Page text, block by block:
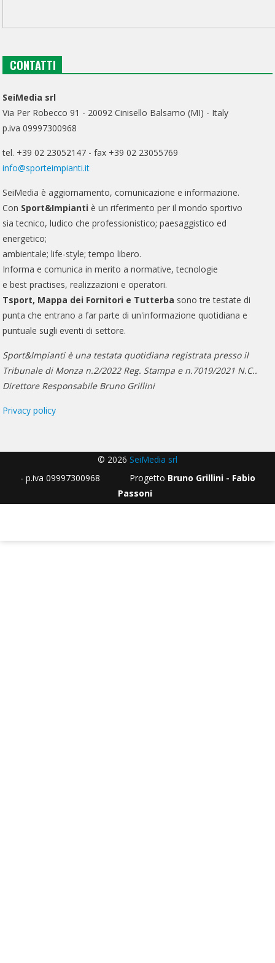
CONTATTI
SeiMedia srl
Via Per Robecco 91 - 20092 Cinisello Balsamo (MI) - Italy
p.iva 09997300968
tel. +39 02 23052147 - fax +39 02 23055769
info@sporteimpianti.it
SeiMedia è aggiornamento, comunicazione e informazione.
Con Sport&Impianti è un riferimento per il mondo sportivo
sia tecnico, ludico che professionistico; paesaggistico ed
energetico;
ambientale; life-style; tempo libero.
Informa e comunica in merito a normative, tecnologie
e best practises, realizzazioni e operatori.
Tsport, Mappa dei Fornitori e Tutterba sono tre testate di
punta che entrano a far parte di un'informazione quotidiana e
puntuale sugli eventi di settore.
Sport&Impianti è una testata quotidiana registrata presso il
Tribunale di Monza n.2/2022 Reg. Stampa e n.7019/2021 N.C..
Direttore Responsabile Bruno Grillini
Privacy policy
© 2026 SeiMedia srl
- p.iva 09997300968 Progetto Bruno Grillini - Fabio
Passoni